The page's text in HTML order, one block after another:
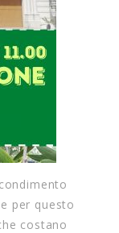
per questo
costano